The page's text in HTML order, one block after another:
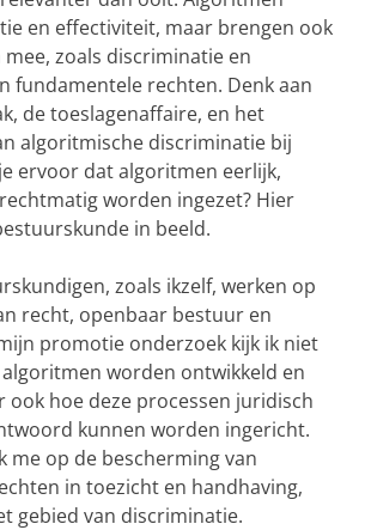
en effectiviteit, maar brengen ook
mee, zoals discriminatie en
fundamentele rechten. Denk aan
de toeslagenaffaire, en het
algoritmische discriminatie bij
ervoor dat algoritmen eerlijk,
worden ingezet? Hier
in beeld.
zoals ikzelf, werken op
recht, openbaar bestuur en
promotie onderzoek kijk ik niet
worden ontwikkeld en
ook hoe deze processen juridisch
kunnen worden ingericht.
me op de bescherming van
in toezicht en handhaving,
gebied van discriminatie.